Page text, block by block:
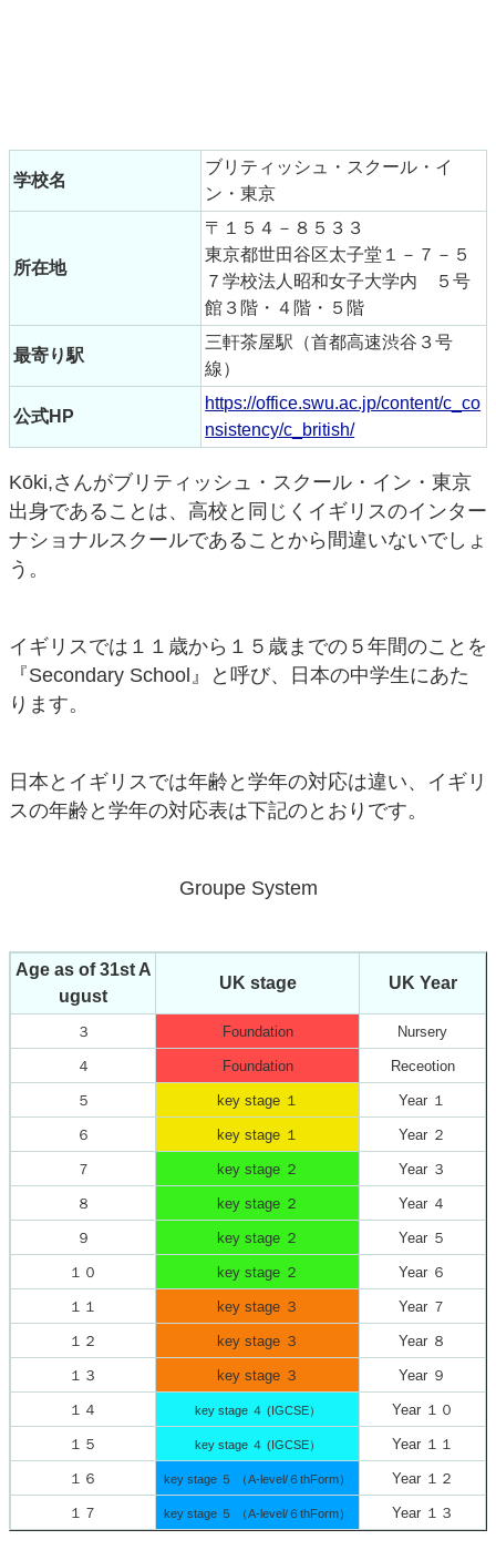
学校名
ブリティッシュ・スクール・イ
ン・東京
所在地
〒１５４－８５３３
東京都世田谷区太子堂１－７－５
７学校法人昭和女子大学内 ５号
館３階・４階・５階
最寄り駅
三軒茶屋駅（首都高速渋谷３号
線）
公式HP
https://office.swu.ac.jp/content/c_co
nsistency/c_british/
Kōki,さんがブリティッシュ・スクール・イン・東京
出身であることは、高校と同じくイギリスのインター
ナショナルスクールであることから間違いないでしょ
う。
イギリスでは１１歳から１５歳までの５年間のことを
『Secondary School』と呼び、日本の中学生にあた
ります。
日本とイギリスでは年齢と学年の対応は違い、イギリ
スの年齢と学年の対応表は下記のとおりです。
Groupe System
Age as of 31st A
ugust
UK stage UK Year
３ Foundation Nursery
４ Foundation Receotion
５ key stage １ Year １
６ key stage １ Year ２
７ key stage ２ Year ３
８ key stage ２ Year ４
９ key stage ２ Year ５
１０ key stage ２ Year ６
１１ key stage ３ Year ７
１２ key stage ３ Year ８
１３ key stage ３ Year ９
１４ key stage ４ (IGCSE） Year １０
１５ key stage ４ (IGCSE） Year １１
１６ key stage ５ （A-level/６thForm） Year １２
１７ key stage ５ （A-level/６thForm） Year １３